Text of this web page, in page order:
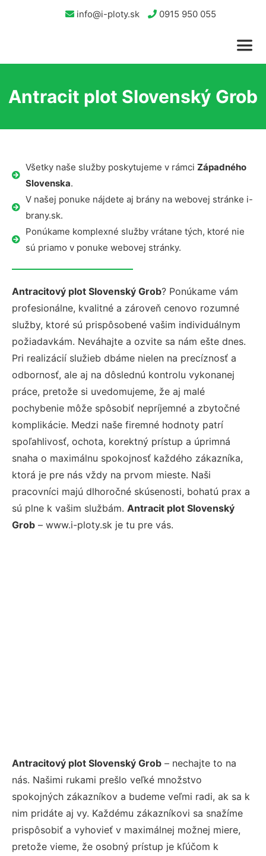
info@i-ploty.sk 0915 950 055
Antracit plot Slovenský Grob
Všetky naše služby poskytujeme v rámci Západného
Slovenska.
V našej ponuke nájdete aj brány na webovej stránke i-
brany.sk.
Ponúkame komplexné služby vrátane tých, ktoré nie
sú priamo v ponuke webovej stránky.
Antracitový plot Slovenský Grob? Ponúkame vám
profesionálne, kvalitné a zároveň cenovo rozumné
služby, ktoré sú prispôsobené vašim individuálnym
požiadavkám. Neváhajte a ozvite sa nám ešte dnes.
Pri realizácií služieb dbáme nielen na precíznosť a
odbornosť, ale aj na dôslednú kontrolu vykonanej
práce, pretože si uvedomujeme, že aj malé
pochybenie môže spôsobiť nepríjemné a zbytočné
komplikácie. Medzi naše firemné hodnoty patrí
spoľahlivosť, ochota, korektný prístup a úprimná
snaha o maximálnu spokojnosť každého zákazníka,
ktorá je pre nás vždy na prvom mieste. Naši
pracovníci majú dlhoročné skúsenosti, bohatú prax a
sú plne k vašim službám. Antracit plot Slovenský
Grob – www.i-ploty.sk je tu pre vás.
Antracitový plot Slovenský Grob – nechajte to na
nás. Našimi rukami prešlo veľké množstvo
spokojných zákazníkov a budeme veľmi radi, ak sa k
nim pridáte aj vy. Každému zákazníkovi sa snažíme
prispôsobiť a vyhovieť v maximálnej možnej miere,
pretože vieme, že osobný prístup je kľúčom k